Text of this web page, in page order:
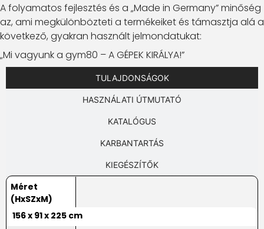
A folyamatos fejlesztés és a „Made in Germany” minőség
az, ami megkülönbözteti a termékeiket és támasztja alá a
következő, gyakran használt jelmondatukat:
„Mi vagyunk a gym80 – A GÉPEK KIRÁLYA!”
TULAJDONSÁGOK
HASZNÁLATI ÚTMUTATÓ
KATALÓGUS
KARBANTARTÁS
KIEGÉSZÍTŐK
Méret
(HxSZxM)
156 x 91 x 225 cm